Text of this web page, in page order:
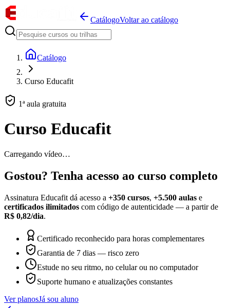
CatálogoVoltar ao catálogo
Catálogo
Curso Educafit
1ª aula gratuita
Curso Educafit
Carregando vídeo…
Gostou? Tenha acesso ao curso completo
Assinatura Educafit dá acesso a +350 cursos, +5.500 aulas e
certificados ilimitados com código de autenticidade — a partir de
R$ 0,82/dia.
Certificado reconhecido para horas complementares
Garantia de 7 dias — risco zero
Estude no seu ritmo, no celular ou no computador
Suporte humano e atualizações constantes
Ver planosJá sou aluno